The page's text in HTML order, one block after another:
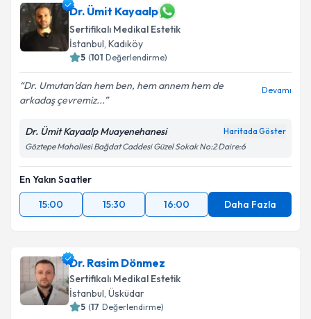
Dr. Ümit Kayaalp
Sertifikalı Medikal Estetik
İstanbul, Kadıköy
5 (101 Değerlendirme)
Dr. Umutan’dan hem ben, hem annem hem de
arkadaş çevremiz...
Devamı
Dr. Ümit Kayaalp Muayenehanesi Haritada Göster
Göztepe Mahallesi Bağdat Caddesi Güzel Sokak No:2 Daire:6
En Yakın Saatler
15:00
15:30 16:00 Daha Fazla
Dr. Rasim Dönmez
Sertifikalı Medikal Estetik
İstanbul, Üsküdar
5 (17 Değerlendirme)